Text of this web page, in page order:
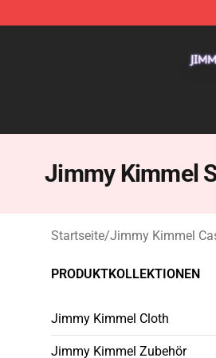
Jimmy Kimmel
Startseite/Jimmy Kimmel
PRODUKTKOLLEKTIONEN
Jimmy Kimmel Cloth
Jimmy Kimmel Zubehör